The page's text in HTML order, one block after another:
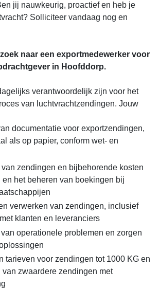
jij nauwkeurig, proactief en heb je
Solliciteer vandaag nog en
naar een exportmedewerker voor
in Hoofddorp.
verantwoordelijk zijn voor het
van luchtvrachtzendingen. Jouw
documentatie voor exportzendingen,
als op papier, conform wet- en
van zendingen en bijbehorende kosten
en het beheren van boekingen bij
verwerken van zendingen, inclusief
klanten en leveranciers
operationele problemen en zorgen
tarieven voor zendingen tot 1000 KG en
van zwaardere zendingen met